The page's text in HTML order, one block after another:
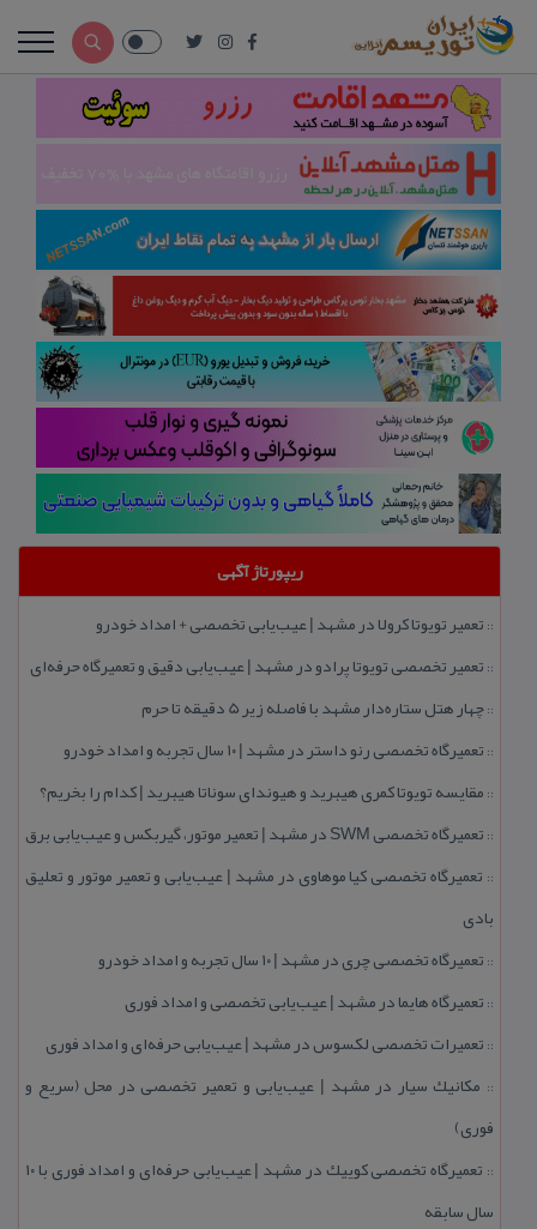
ریپورتاژ آگهی
:: تعمیر تویوتا كرولا در مشهد | عیب‌یابی تخصصی + امداد خودرو
:: تعمیر تخصصی تویوتا پرادو در مشهد | عیب‌یابی دقیق و تعمیرگاه حرفه‌ای
::چهار هتل‌ ستاره‌دار مشهد با فاصله زیر 5 دقیقه تا حرم
:: تعمیرگاه تخصصی رنو داستر در مشهد | ۱۰ سال تجربه و امداد خودرو
:: مقایسه تویوتا كمری هیبرید و هیوندای سوناتا هیبرید | كدام را بخریم؟
:: تعمیرگاه تخصصی SWM در مشهد | تعمیر موتور، گیربكس و عیب‌یابی برق
:: تعمیرگاه تخصصی كیا موهاوی در مشهد | عیب‌یابی و تعمیر موتور و تعلیق
بادی
:: تعمیرگاه تخصصی چری در مشهد | ۱۰ سال تجربه و امداد خودرو
:: تعمیرگاه هایما در مشهد | عیب‌یابی تخصصی و امداد فوری
:: تعمیرات تخصصی لكسوس در مشهد | عیب‌یابی حرفه‌ای و امداد فوری
:: مكانیك سیار در مشهد | عیب‌یابی و تعمیر تخصصی در محل (سریع و
فوری)
::
تعمیرگاه تخصصی كوییك در مشهد | عیب‌یابی حرفه‌ای و امداد فوری با ۱۰
سال سابقه